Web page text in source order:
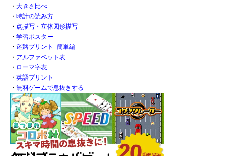
・ 大きさ比べ
・ 時計の読み方
・ 点描写・立体図形描写
・ 学習ポスター
・ 迷路プリント 簡単編
・ アルファベット表
・ ローマ字表
・ 英語プリント
・ 無料ゲームで息抜きする